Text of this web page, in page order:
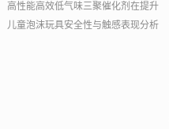
高性能高效低气味三聚催化剂在提升
儿童泡沫玩具安全性与触感表现分析